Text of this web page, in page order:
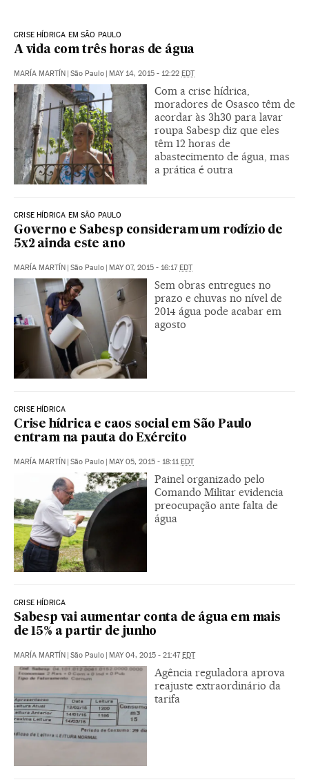
CRISE HÍDRICA EM SÃO PAULO
A vida com três horas de água
MARÍA MARTÍN | São Paulo | MAY 14, 2015 - 12:22 EDT
Com a crise hídrica,
moradores de Osasco têm de
acordar às 3h30 para lavar
roupa Sabesp diz que eles
têm 12 horas de
abastecimento de água, mas
a prática é outra
CRISE HÍDRICA EM SÃO PAULO
Governo e Sabesp consideram um rodízio de
5x2 ainda este ano
MARÍA MARTÍN | São Paulo | MAY 07, 2015 - 16:17EDT
Sem obras entregues no
prazo e chuvas no nível de
2014 água pode acabar em
agosto
CRISE HÍDRICA
Crise hídrica e caos social em São Paulo
entram na pauta do Exército
MARÍA MARTÍN | São Paulo | MAY 05, 2015 - 18:11 EDT
Painel organizado pelo
Comando Militar evidencia
preocupação ante falta de
água
CRISE HÍDRICA
Sabesp vai aumentar conta de água em mais
de 15% a partir de junho
MARÍA MARTÍN São Paulo MAY 04, 2015 - 21:47 EDT
Agência reguladora aprova
reajuste extraordinário da
tarifa